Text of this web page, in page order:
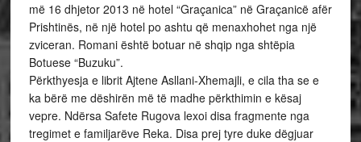
më 16 dhjetor 2013 në hotel “Graçanica” në Graçanicë afër
Prishtinës, në një hotel po ashtu që menaxhohet nga një
zviceran. Romani është botuar në shqip nga shtëpia
Botuese “Buzuku”.
Përkthyesja e librit Ajtene Asllani-Xhemajli, e cila tha se e
ka bërë me dëshirën më të madhe përkthimin e kësaj
vepre. Ndërsa Safete Rugova lexoi disa fragmente nga
tregimet e familjarëve Reka. Disa prej tyre duke dëgjuar